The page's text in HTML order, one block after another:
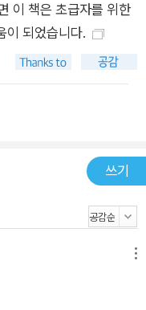
이 책은 초급자를 위한
이 되었습니다.
쓰기